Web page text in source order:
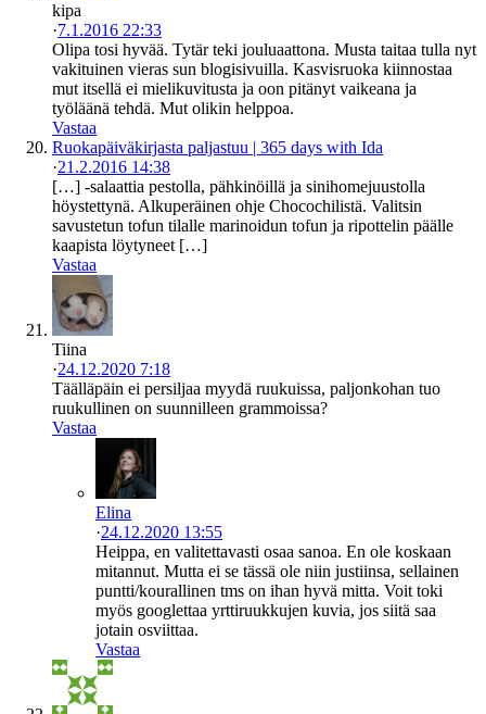
kipa
·7.1.2016 22:33
Olipa tosi hyvää. Tytär teki jouluaattona. Musta taitaa tulla nyt
vakituinen vieras sun blogisivuilla. Kasvisruoka kiinnostaa
mut itsellä ei mielikuvitusta ja oon pitänyt vaikeana ja
työläänä tehdä. Mut olikin helppoa.
Vastaa
Ruokapäiväkirjasta paljastuu | 365 days with Ida
·21.2.2016 14:38
[…] -salaattia pestolla, pähkinöillä ja sinihomejuustolla
höystettynä. Alkuperäinen ohje Chocochilistä. Valitsin
savustetun tofun tilalle marinoidun tofun ja ripottelin päälle
kaapista löytyneet […]
Vastaa
Tiina
·24.12.2020 7:18
Täälläpäin ei persiljaa myydä ruukuissa, paljonkohan tuo
ruukullinen on suunnilleen grammoissa?
Vastaa
Elina
·24.12.2020 13:55
Heippa, en valitettavasti osaa sanoa. En ole koskaan
mitannut. Mutta ei se tässä ole niin justiinsa, sellainen
puntti/kourallinen tms on ihan hyvä mitta. Voit toki
myös googlettaa yrttiruukkujen kuvia, jos siitä saa
jotain osviittaa.
Vastaa